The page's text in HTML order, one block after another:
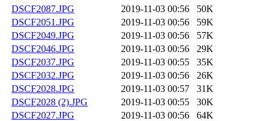
DSCF2087.JPG
2019-11-03 00:56
50K
DSCF2051.JPG
2019-11-03 00:56
59K
DSCF2049.JPG
2019-11-03 00:56
57K
DSCF2046.JPG
2019-11-03 00:56
29K
DSCF2037.JPG
2019-11-03 00:55
35K
DSCF2032.JPG
2019-11-03 00:56
26K
DSCF2028.JPG
2019-11-03 00:57
31K
DSCF2028 (2).JPG
2019-11-03 00:55
30K
DSCF2027.JPG
2019-11-03 00:56
64K